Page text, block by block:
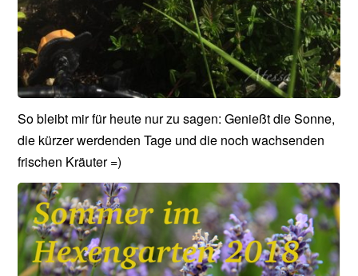
So bleibt mir für heute nur zu sagen: Genießt die Sonne,
die kürzer werdenden Tage und die noch wachsenden
frischen Kräuter =)